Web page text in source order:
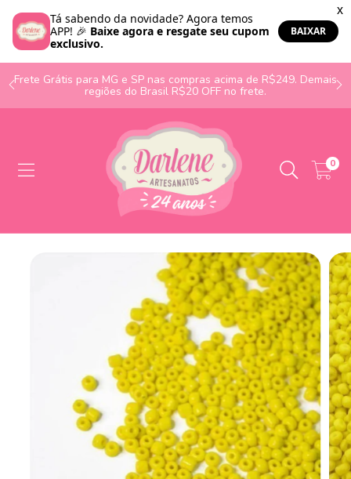
Frete Grátis para MG e SP nas compras acima de R$249. Demais
regiões do Brasil R$20 OFF no frete.
0